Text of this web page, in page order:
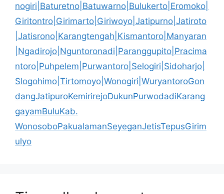
nogiri|Baturetno|Batuwarno|Bulukerto|Eromoko|
Giritontro|Girimarto|Giriwoyo|Jatipurno|Jatiroto
|Jatisrono|Karangtengah|Kismantoro|Manyaran
|Ngadirojo|Nguntoronadi|Paranggupito|Pracima
ntoro|Puhpelem|Purwantoro|Selogiri|Sidoharjo|
Slogohimo|Tirtomoyo|Wonogiri|WuryantoroGon
dangJatipuroKemirirejoDukunPurwodadiKarang
gayamBuluKab.
WonosoboPakualamanSeyeganJetisTepusGirim
ulyo